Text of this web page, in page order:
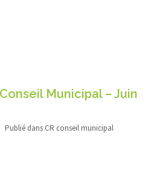
Municipal – Juin
Publié dans CR conseil municipal